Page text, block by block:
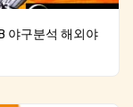
야구분석 해외야